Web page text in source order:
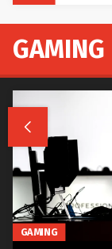
GAMING

GAMING